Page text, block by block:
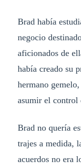
Brad había
negocio
aficionados de
había creado su
hermano
asumir el control
Brad no quería
trajes a medida,
acuerdos no era